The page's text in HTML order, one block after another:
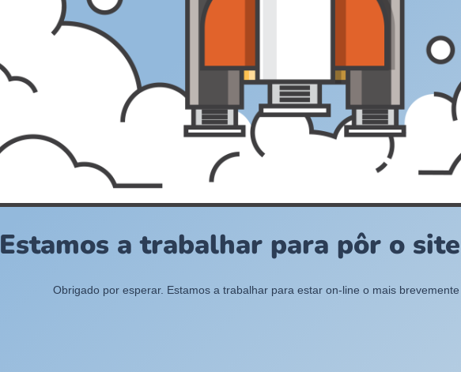
Estamos a trabalhar para pôr o
Obrigado por esperar. Estamos a trabalhar para estar on-line o mais brevemente